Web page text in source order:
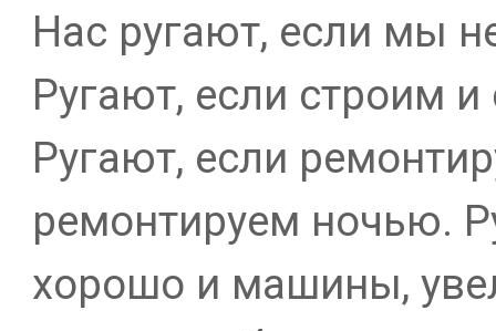
Нас ругают, если мы
Ругают, если строим
Ругают, если
ремонтируем ночью.
хорошо и машины,